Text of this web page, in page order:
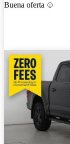
Buena oferta